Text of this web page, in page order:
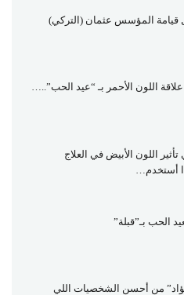
المؤسس عثمان (التركي)
اللون الأحمر بـ “عيد الحب”..…
اللون الأبيض في العلاج
أستخدم…
الحب بـ”قبلة”
فؤاد” من أحسن الشخصيات اللي